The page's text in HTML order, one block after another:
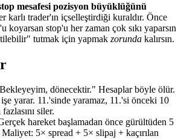
mesafesi pozisyon büyüklüğünü
karlı trader'ın içselleştirdiği kuraldır. Önce
koyarsan stop'u her zaman çok sıkı yaparsın
tutmak için yapmak zorunda kalırsın.
dönecektir." Hesaplar böyle ölür.
yarar. 11.'sinde yaramaz, 11.'si önceki 10
siler.
hareket başlamadan önce gürültüden 5
5× spread + 5× slipaj + kaçırılan